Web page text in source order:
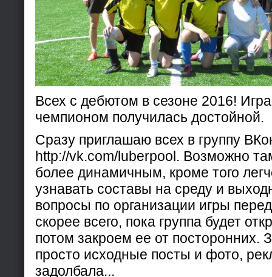
Всех с дебютом в сезоне 2016!
чемпионом получилась достойной.
Сразу приглашаю всех в группу
http://vk.com/luberpool. Возможно
более динамичным, кроме того
узнавать составы на среду и
вопросы по организации игры
скорее всего, пока группа будет
потом закроем ее от посторонних.
просто исходные посты и фото,
задолбала...